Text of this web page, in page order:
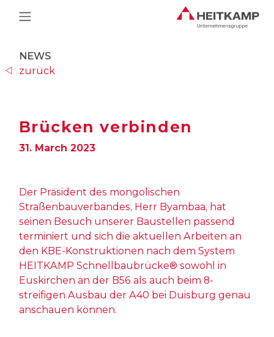
Main Navigation
NEWS
zurück
Brücken verbinden
31. March 2023
Der Präsident des mongolischen
Straßenbauverbandes, Herr Byambaa, hat
seinen Besuch unserer Baustellen passend
terminiert und sich die aktuellen Arbeiten an
den KBE-Konstruktionen nach dem System
HEITKAMP Schnellbaubrücke® sowohl in
Euskirchen an der B56 als auch beim 8-
streifigen Ausbau der A40 bei Duisburg genau
anschauen können.